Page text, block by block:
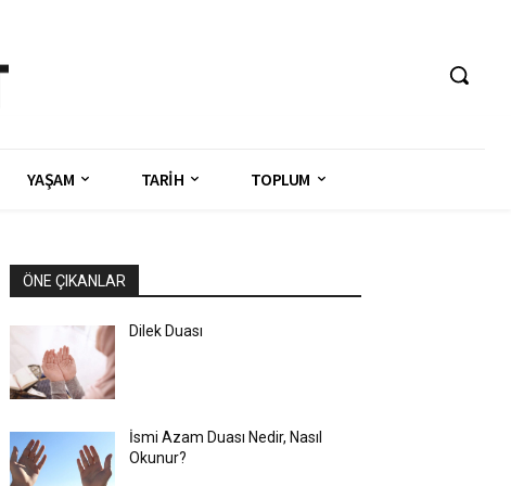
YAŞAM TARİH TOPLUM
ÖNE ÇIKANLAR
Dilek Duası
İsmi Azam Duası Nedir, Nasıl
Okunur?